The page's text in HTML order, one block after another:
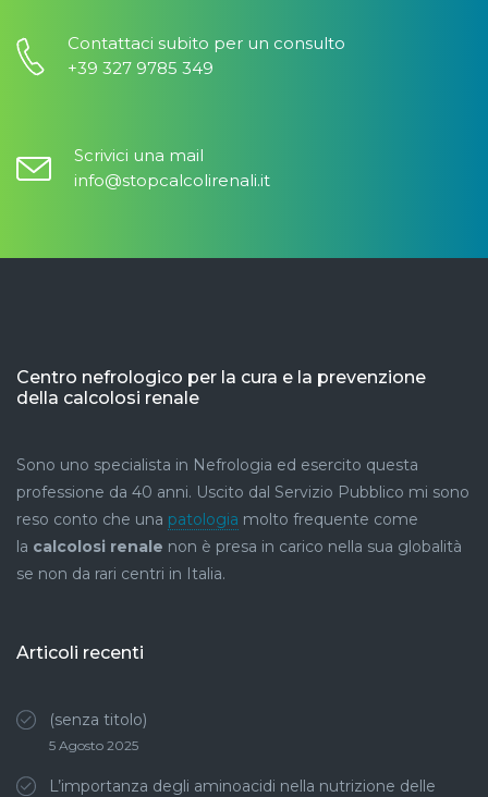
Contattaci subito per un consulto
+39 327 9785 349
Scrivici una mail
info@stopcalcolirenali.it
Centro nefrologico per la cura e la prevenzione
della calcolosi renale
Sono uno specialista in Nefrologia ed esercito questa
professione da 40 anni. Uscito dal Servizio Pubblico mi sono
reso conto che una patologia molto frequente come
la calcolosi renale non è presa in carico nella sua globalità
se non da rari centri in Italia.
Articoli recenti
(senza titolo)
5 Agosto 2025
L’importanza degli aminoacidi nella nutrizione delle